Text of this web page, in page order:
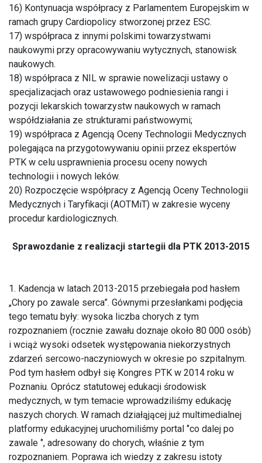
16) Kontynuacja współpracy z Parlamentem Europejskim w
ramach grupy Cardiopolicy stworzonej przez ESC.
17) współpraca z innymi polskimi towarzystwami
naukowymi przy opracowywaniu wytycznych, stanowisk
naukowych.
18) współpraca z NIL w sprawie nowelizacji ustawy o
specjalizacjach oraz ustawowego podniesienia rangi i
pozycji lekarskich towarzystw naukowych w ramach
współdziałania ze strukturami państwowymi;
19) współpraca z Agencją Oceny Technologii Medycznych
polegająca na przygotowywaniu opinii przez ekspertów
PTK w celu usprawnienia procesu oceny nowych
technologii i nowych leków.
20) Rozpoczęcie współpracy z Agencją Oceny Technologii
Medycznych i Taryfikacji (AOTMiT) w zakresie wyceny
procedur kardiologicznych.
Sprawozdanie z realizacji startegii dla PTK 2013-2015
1. Kadencja w latach 2013-2015 przebiegała pod hasłem
„Chory po zawale serca”. Gównymi przesłankami podjęcia
tego tematu były: wysoka liczba chorych z tym
rozpoznaniem (rocznie zawału doznaje około 80 000 osób)
i wciąż wysoki odsetek występowania niekorzystnych
zdarzeń sercowo-naczyniowych w okresie po szpitalnym.
Pod tym hasłem odbył się Kongres PTK w 2014 roku w
Poznaniu. Oprócz statutowej edukacji środowisk
medycznych, w tym temacie wprowadziliśmy edukację
naszych chorych. W ramach działąjącej już multimedialnej
platformy edukacyjnej uruchomiliśmy portal ‘’co dalej po
zawale ‘’, adresowany do chorych, właśnie z tym
rozpoznaniem. Poprawa ich wiedzy z zakresu istoty